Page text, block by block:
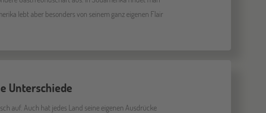
lebt aber besonders von seinem ganz eigenen Flair
Unterschiede
auf. Auch hat jedes Land seine eigenen Ausdrücke